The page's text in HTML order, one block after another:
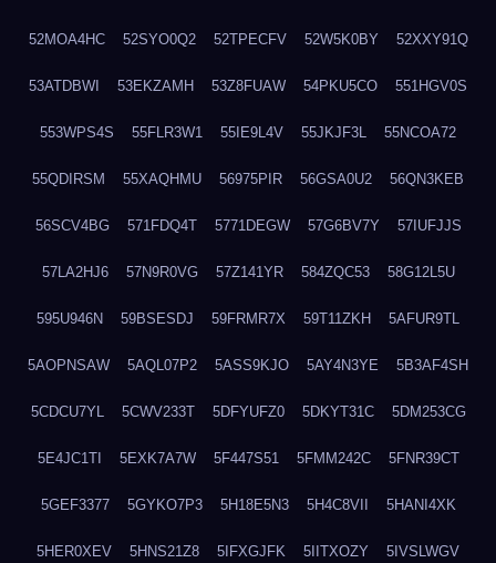
52MOA4HC 52SYO0Q2 52TPECFV 52W5K0BY 52XXY91Q
53ATDBWI 53EKZAMH 53Z8FUAW 54PKU5CO 551HGV0S
553WPS4S 55FLR3W1 55IE9L4V 55JKJF3L 55NCOA72
55QDIRSM 55XAQHMU 56975PIR 56GSA0U2 56QN3KEB
56SCV4BG 571FDQ4T 5771DEGW 57G6BV7Y 57IUFJJS
57LA2HJ6 57N9R0VG 57Z141YR 584ZQC53 58G12L5U
595U946N 59BSESDJ 59FRMR7X 59T11ZKH 5AFUR9TL
5AOPNSAW 5AQL07P2 5ASS9KJO 5AY4N3YE 5B3AF4SH
5CDCU7YL 5CWV233T 5DFYUFZ0 5DKYT31C 5DM253CG
5E4JC1TI 5EXK7A7W 5F447S51 5FMM242C 5FNR39CT
5GEF3377 5GYKO7P3 5H18E5N3 5H4C8VII 5HANI4XK
5HER0XEV 5HNS21Z8 5IFXGJFK 5IITXOZY 5IVSLWGV